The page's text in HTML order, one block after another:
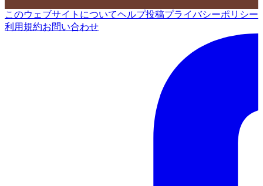
このウェブサイトについてヘルプ投稿プライバシーポリシー
利用規約お問い合わせ